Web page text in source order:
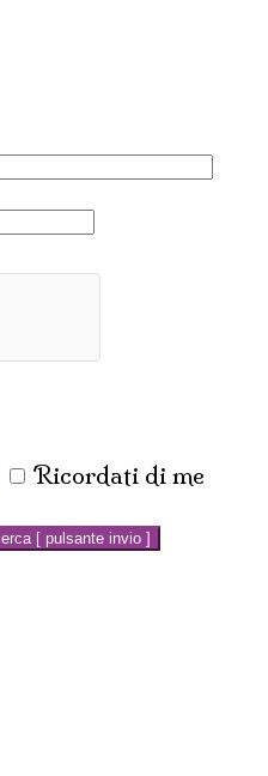
Ricordati di me
[ pulsante invio ]